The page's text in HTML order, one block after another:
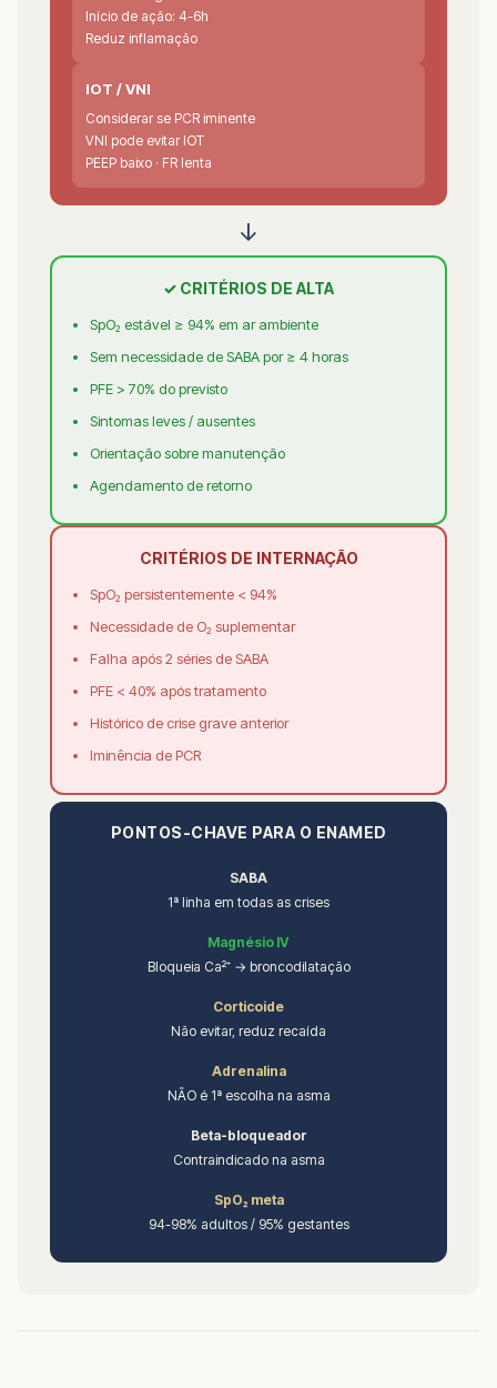
Início de ação: 4-6h
Reduz inflamação
IOT / VNI
Considerar se PCR iminente
VNI pode evitar IOT
PEEP baixo · FR lenta
↓
✓ CRITÉRIOS DE ALTA
SpO₂ estável ≥ 94% em ar ambiente
Sem necessidade de SABA por ≥ 4 horas
PFE > 70% do previsto
Sintomas leves / ausentes
Orientação sobre manutenção
Agendamento de retorno
CRITÉRIOS DE INTERNAÇÃO
SpO₂ persistentemente < 94%
Necessidade de O₂ suplementar
Falha após 2 séries de SABA
PFE < 40% após tratamento
Histórico de crise grave anterior
Iminência de PCR
PONTOS-CHAVE PARA O ENAMED
SABA
1ª linha em todas as crises
Magnésio IV
Bloqueia Ca²⁺ → broncodilatação
Corticoide
Não evitar, reduz recaída
Adrenalina
NÃO é 1ª escolha na asma
Beta-bloqueador
Contraindicado na asma
SpO₂ meta
94-98% adultos / 95% gestantes